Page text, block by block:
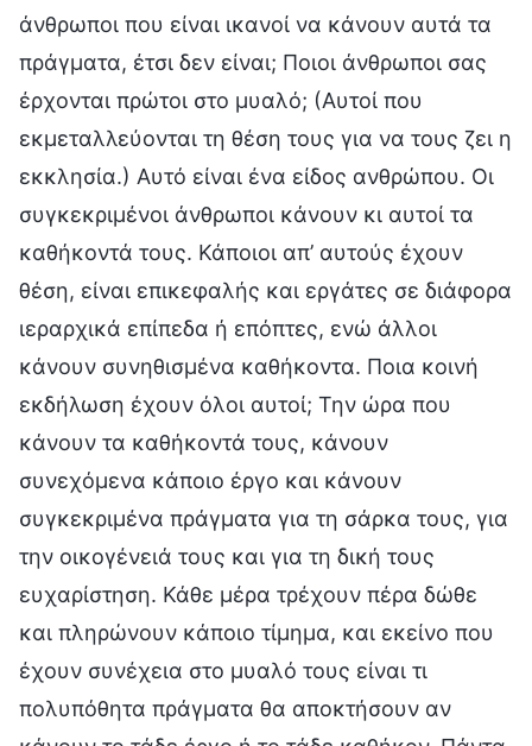
άνθρωποι που είναι ικανοί να κάνουν αυτά τα
πράγματα, έτσι δεν είναι; Ποιοι άνθρωποι σας
έρχονται πρώτοι στο μυαλό; (Αυτοί που
εκμεταλλεύονται τη θέση τους για να τους ζει η
εκκλησία.) Αυτό είναι ένα είδος ανθρώπου. Οι
συγκεκριμένοι άνθρωποι κάνουν κι αυτοί τα
καθήκοντά τους. Κάποιοι απ’ αυτούς έχουν
θέση, είναι επικεφαλής και εργάτες σε διάφορα
ιεραρχικά επίπεδα ή επόπτες, ενώ άλλοι
κάνουν συνηθισμένα καθήκοντα. Ποια κοινή
εκδήλωση έχουν όλοι αυτοί; Την ώρα που
κάνουν τα καθήκοντά τους, κάνουν
συνεχόμενα κάποιο έργο και κάνουν
συγκεκριμένα πράγματα για τη σάρκα τους, για
την οικογένειά τους και για τη δική τους
ευχαρίστηση. Κάθε μέρα τρέχουν πέρα δώθε
και πληρώνουν κάποιο τίμημα, και εκείνο που
έχουν συνέχεια στο μυαλό τους είναι τι
πολυπόθητα πράγματα θα αποκτήσουν αν